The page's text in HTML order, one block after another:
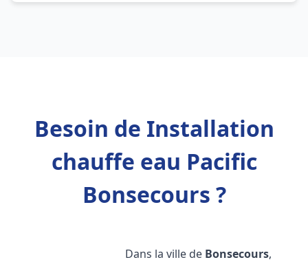
Besoin de Installation
chauffe eau Pacific
Bonsecours ?
Dans la ville de Bonsecours,